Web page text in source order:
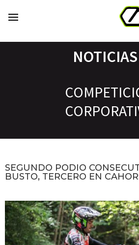
NOTICIAS
SEGUNDO PODIO
BUSTO, TERCERO EN